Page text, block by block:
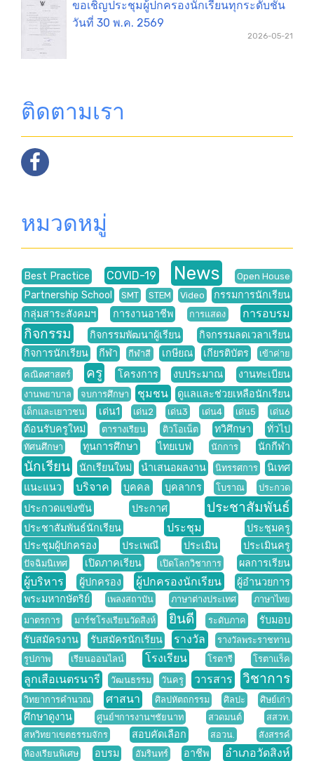
ขอเชิญประชุมผู้ปกครองนักเรียนทุกระดับชั้น
วันที่ 30 พ.ค. 2569
2026-05-21
ติดตามเรา
หมวดหมู่
Best Practice COVID-19 News Open House
Partnership School SMT STEM Video
กรรมการนักเรียน
กลุ่มสาระสังคมฯ
การงานอาชีพ การแสดง การอบรม
กิจกรรม กิจกรรมพัฒนาผู้เรียน
กิจกรรมลดเวลาเรียน
กิจการนักเรียน
กีฬา กีฬาสี เกษียณ เกียรติบัตร
เข้าค่าย
คณิตศาสตร์
ครู โครงการ งบประมาณ งานทะเบียน
งานพยาบาล จบการศึกษา ชุมชน ดูแลและช่วยเหลือนักเรียน
เด็กและเยาวชน เด่น1 เด่น2 เด่น3 เด่น4 เด่น5 เด่น6
ต้อนรับครูใหม่ ตารางเรียน ติวโอเน็ต ทวิศึกษา ทั่วไป
ทัศนศึกษา ทุนการศึกษา ไทยเบฟ นักการ นักกีฬา
นักเรียน นักเรียนใหม่ นำเสนอผลงาน นิทรรศการ
นิเทศ
แนะแนว
บริจาค บุคคล บุคลากร โบราณ ประกวด
ประกวดแข่งขัน ประกาศ ประชาสัมพันธ์
ประชาสัมพันธ์นักเรียน ประชุม
ประชุมครู
ประชุมผู้ปกครอง
ประเพณี ประเมิน ประเมินครู
ปัจฉิมนิเทศ เปิดภาคเรียน เปิดโลกวิชาการ ผลการเรียน
ผู้บริหาร ผู้ปกครอง ผู้ปกครองนักเรียน
ผู้อำนวยการ
พระมหากษัตริย์
เพลงสถาบัน ภาษาต่างประเทศ
ภาษาไทย
มาตรการ
มาร์ชโรงเรียนวัดสิงห์ ยินดี ระดับภาค
รับมอบ
รับสมัครงาน
รับสมัครนักเรียน รางวัล
รางวัลพระราชทาน
รูปภาพ
เรียนออนไลน์ โรงเรียน โรตารี โรตาแร็ค
ลูกเสือเนตรนารี วัฒนธรรม วันครู วารสาร วิชาการ
วิทยาการคำนวณ ศาสนา ศิลปหัตถกรรม ศิลปะ ศิษย์เก่า
ศึกษาดูงาน ศูนย์ฯการงานฯชัยนาท สวดมนต์
สสวท.
สหวิทยาเขตธรรมจักร
สอบคัดเลือก สอวน.
สังสรรค์
ห้องเรียนพิเศษ
อบรม อัมรินทร์ อาชีพ อำเภอวัดสิงห์